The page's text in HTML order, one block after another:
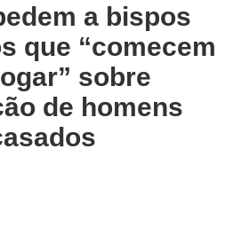
a bispos
que “comecem
sobre
de homens